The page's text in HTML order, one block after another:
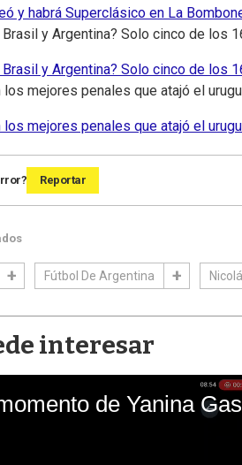
y habrá Superclásico en La
y Argentina? Solo cinco de los
y Argentina? Solo cinco de los
los mejores penales que atajó el
los mejores penales que atajó el
Reportar
Fútbol De Argentina
interesar